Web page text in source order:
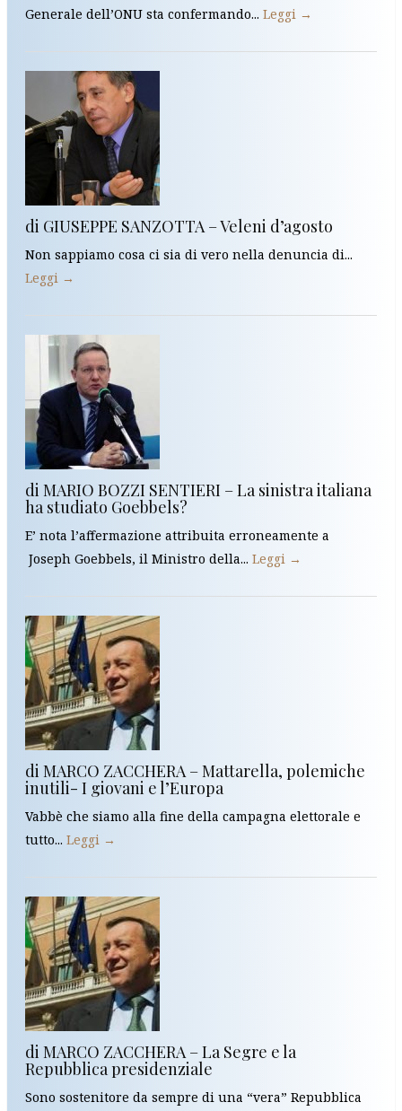
Generale dell’ONU sta confermando... Leggi →
di GIUSEPPE SANZOTTA – Veleni d’agosto
Non sappiamo cosa ci sia di vero nella denuncia di...
Leggi →
di MARIO BOZZI SENTIERI – La sinistra italiana
ha studiato Goebbels?
E’ nota l’affermazione attribuita erroneamente a
Joseph Goebbels, il Ministro della... Leggi →
di MARCO ZACCHERA – Mattarella, polemiche
inutili- I giovani e l’Europa
Vabbè che siamo alla fine della campagna elettorale e
tutto... Leggi →
di MARCO ZACCHERA – La Segre e la
Repubblica presidenziale
Sono sostenitore da sempre di una “vera” Repubblica